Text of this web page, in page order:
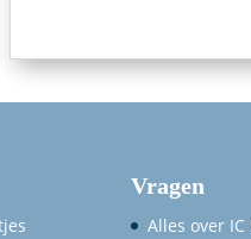
Vragen
Alles over IC